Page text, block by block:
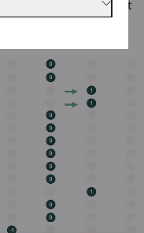
l’écoute des teasers et
2 de Trump !